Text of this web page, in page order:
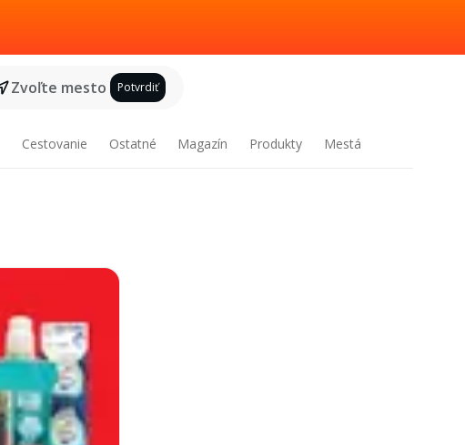
Zvoľte mesto Potvrdiť
Cestovanie Ostatné Magazín Produkty Mestá